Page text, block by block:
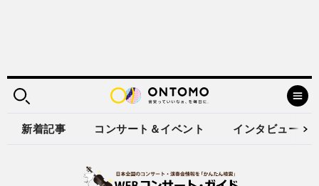
新着記事 コンサート＆イベント インタビュー